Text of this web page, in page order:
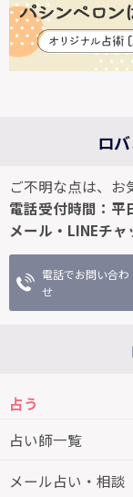
ロ
ご不明な点は、お
電話受付時間：平
メール・LINEチ
電話でお問い合わ
せ
占う
占い師一覧
メール占い・相談